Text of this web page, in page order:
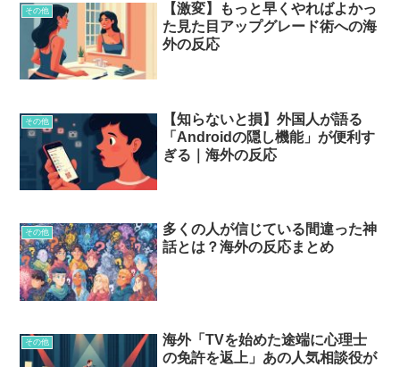
その他
【激変】もっと早くやればよかっ
た見た目アップグレード術への海
外の反応
その他
【知らないと損】外国人が語る
「Androidの隠し機能」が便利す
ぎる｜海外の反応
その他
多くの人が信じている間違った神
話とは？海外の反応まとめ
その他
海外「TVを始めた途端に心理士
の免許を返上」あの人気相談役が